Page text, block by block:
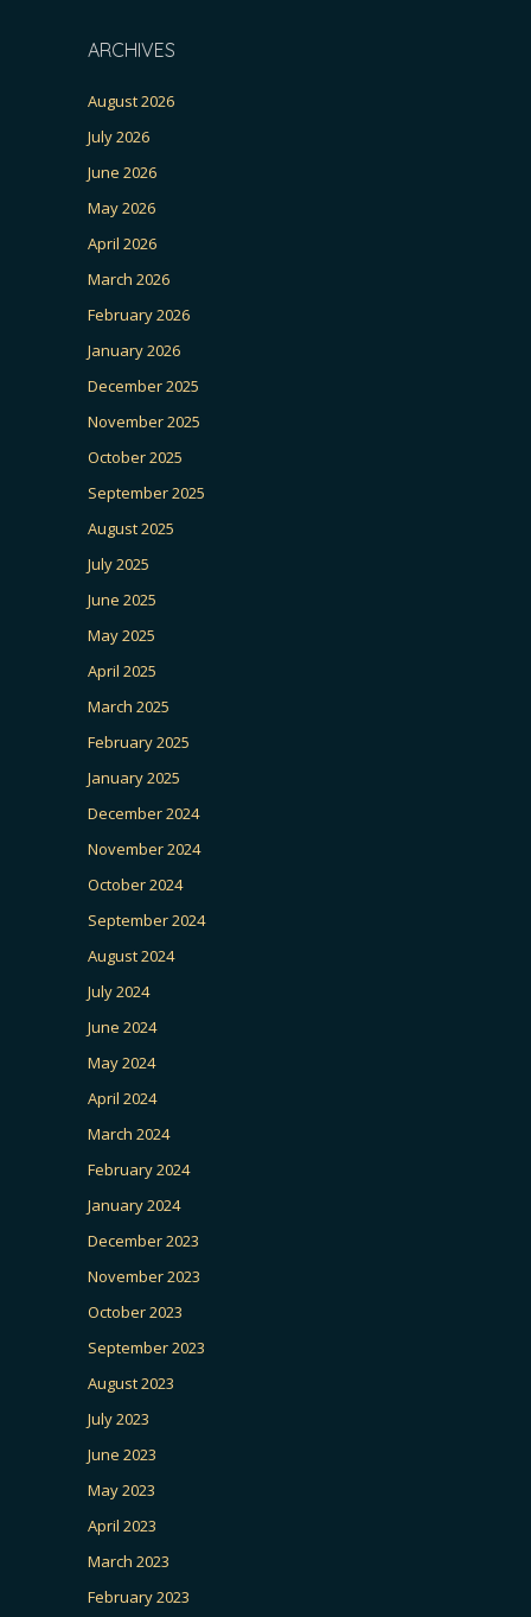
ARCHIVES
August 2026
July 2026
June 2026
May 2026
April 2026
March 2026
February 2026
January 2026
December 2025
November 2025
October 2025
September 2025
August 2025
July 2025
June 2025
May 2025
April 2025
March 2025
February 2025
January 2025
December 2024
November 2024
October 2024
September 2024
August 2024
July 2024
June 2024
May 2024
April 2024
March 2024
February 2024
January 2024
December 2023
November 2023
October 2023
September 2023
August 2023
July 2023
June 2023
May 2023
April 2023
March 2023
February 2023